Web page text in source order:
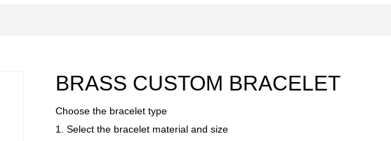
BRASS CUSTOM BRACELET
Choose the bracelet type
1. Select the bracelet material and size